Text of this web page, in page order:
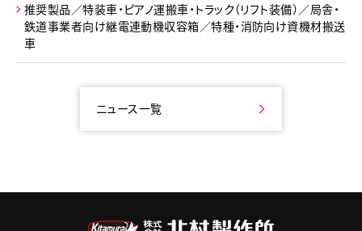
推奨製品／特装車・ピアノ運搬車・トラック（リフト装備）／局舎・
鉄道事業者向け継電連動機収容箱／特種・消防向け資機材搬送
車
ニュース一覧